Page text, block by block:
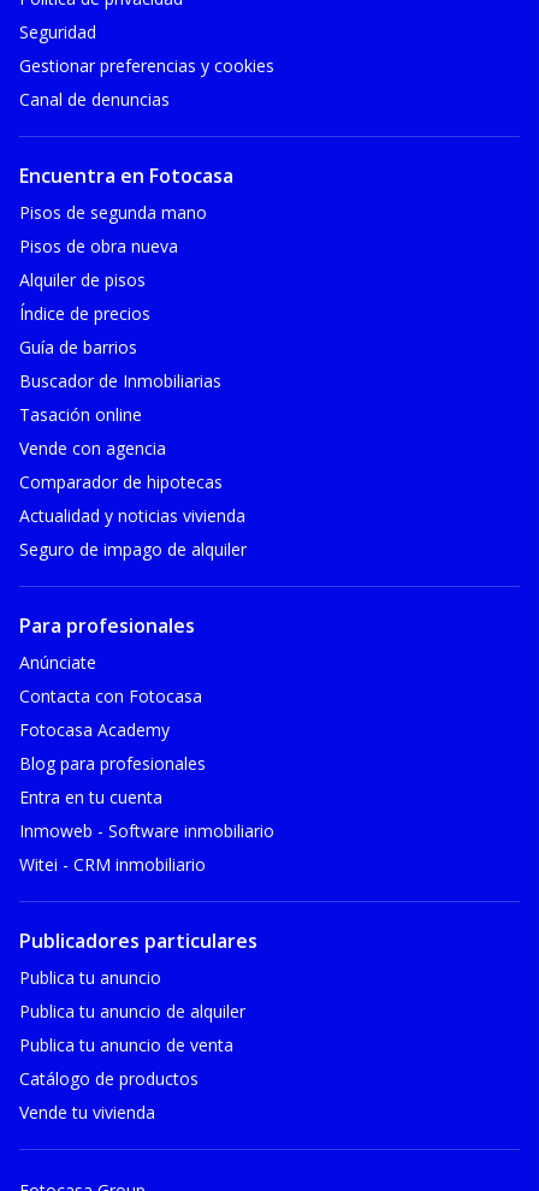
Seguridad
Gestionar preferencias y cookies
Canal de denuncias
Encuentra en Fotocasa
Pisos de segunda mano
Pisos de obra nueva
Alquiler de pisos
Índice de precios
Guía de barrios
Buscador de Inmobiliarias
Tasación online
Vende con agencia
Comparador de hipotecas
Actualidad y noticias vivienda
Seguro de impago de alquiler
Para profesionales
Anúnciate
Contacta con Fotocasa
Fotocasa Academy
Blog para profesionales
Entra en tu cuenta
Inmoweb - Software inmobiliario
Witei - CRM inmobiliario
Publicadores particulares
Publica tu anuncio
Publica tu anuncio de alquiler
Publica tu anuncio de venta
Catálogo de productos
Vende tu vivienda